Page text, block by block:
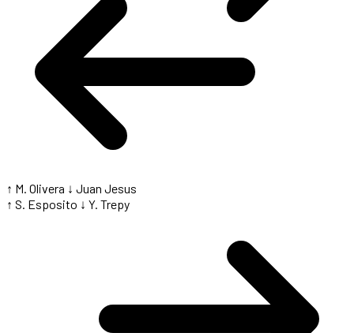
↑ M. Olivera ↓ Juan Jesus
↑ S. Esposito ↓ Y. Trepy